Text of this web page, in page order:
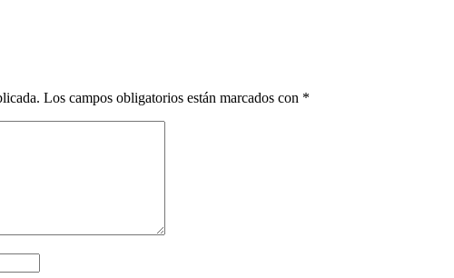
Los campos obligatorios están marcados con *